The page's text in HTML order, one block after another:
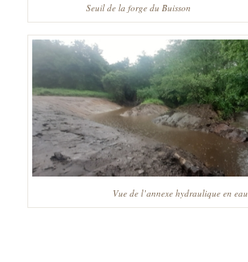
Seuil de la forge du Buisson
Vue de l’annexe hydraulique en eau